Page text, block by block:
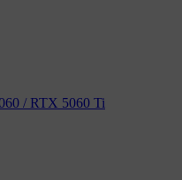
/ RTX 5060 Ti